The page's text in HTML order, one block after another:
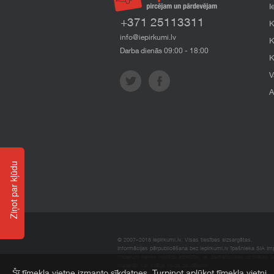
+371 25113311
info@iepirkumi.lv
Darba dienās 09:00 - 18:00
© 2007–2018 Iepirkumi.lv. Visas tiesības aizsargātas.
Informācijas pārpublicēšana bez iepirkumi.lv īpašnieka SIA
Ziņot par kļūdu